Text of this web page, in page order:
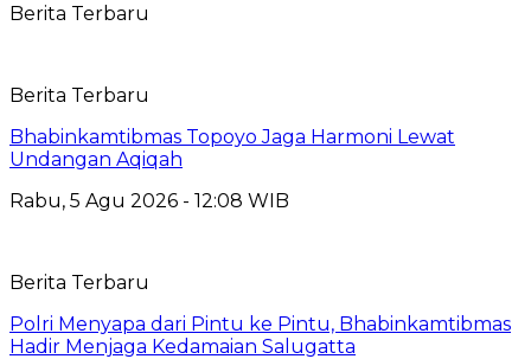
Berita Terbaru
Berita Terbaru
Bhabinkamtibmas Topoyo Jaga Harmoni Lewat
Undangan Aqiqah
Rabu, 5 Agu 2026 - 12:08 WIB
Berita Terbaru
Polri Menyapa dari Pintu ke Pintu, Bhabinkamtibmas
Hadir Menjaga Kedamaian Salugatta